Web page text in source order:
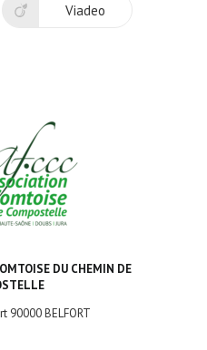
Viadeo
DU CHEMIN DE
90000 BELFORT